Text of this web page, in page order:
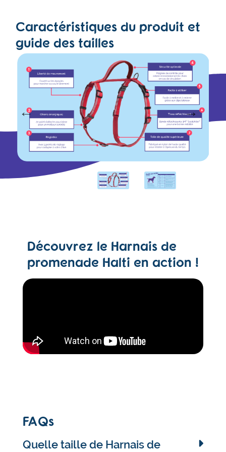
Caractéristiques du produit et
guide des tailles
Découvrez le Harnais de
promenade Halti en action !
FAQs
Quelle taille de Harnais de